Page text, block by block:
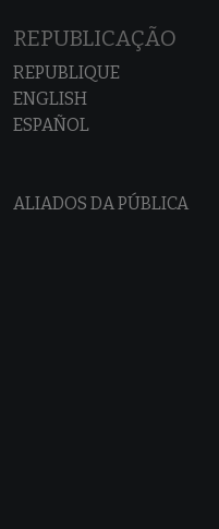
REPUBLICAÇÃO
REPUBLIQUE
ENGLISH
ESPAÑOL
ALIADOS DA PÚBLICA